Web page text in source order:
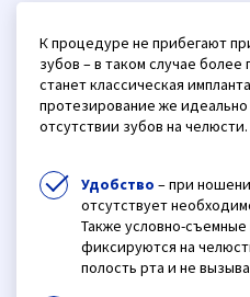
К процедуре не прибегают
зубов – в таком случае
станет классическая
протезирование же
отсутствии зубов на
Удобство – при
отсутствует
Также условно-
фиксируются на
полость рта и не